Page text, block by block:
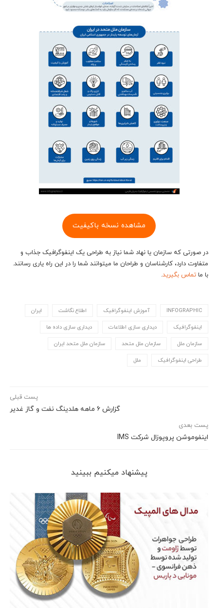
مشاهده نسخه باکیفیت
در صورتی که سازمان یا نهاد شما نیاز به طراحی یک اینفوگرافیک جذاب و
متفاوت دارد، کارشناسان و طراحان ما می‎توانند شما را در این راه یاری رسانند.
با ما تماس بگیرید.
INFOGRAPHIC آموزش اینفوگرافیک اطلاع نگاشت ایران
اینفوگرافیک دیداری سازی اطلاعات دیداری سازی داده ها
سازمان ملل سازمان ملل متحد سازمان ملل متحد ایران
طراحی اینفوگرافیک ملل
پست قبلی
گزارش ۶ ماهه هلدینگ نفت و گاز غدیر
پست بعدی
اینفوموشن پروپوزال شرکت IMS
پیشنهاد می‎کنیم ببینید